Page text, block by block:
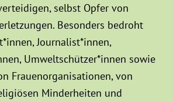
selbst Opfer von
Besonders bedroht
Journalist*innen,
Umweltschützer*innen sowie
Frauenorganisationen, von
Minderheiten und